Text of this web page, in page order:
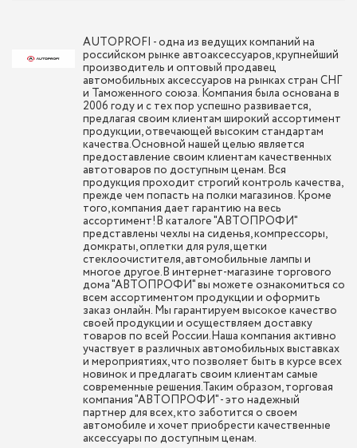
AUTOPROFI - одна из ведущих компаний на
российском рынке автоаксессуаров, крупнейший
производитель и оптовый продавец
автомобильных аксессуаров на рынках стран СНГ
и Таможенного союза. Компания была основана в
2006 году и с тех пор успешно развивается,
предлагая своим клиентам широкий ассортимент
продукции, отвечающей высоким стандартам
качества.Основной нашей целью является
предоставление своим клиентам качественных
автотоваров по доступным ценам. Вся
продукция проходит строгий контроль качества,
прежде чем попасть на полки магазинов. Кроме
того, компания дает гарантию на весь
ассортимент!В каталоге "АВТОПРОФИ"
представлены чехлы на сиденья, компрессоры,
домкраты, оплетки для руля, щетки
стеклоочистителя, автомобильные лампы и
многое другое.В интернет-магазине торгового
дома "АВТОПРОФИ" вы можете ознакомиться со
всем ассортиментом продукции и оформить
заказ онлайн. Мы гарантируем высокое качество
своей продукции и осуществляем доставку
товаров по всей России.Наша компания активно
участвует в различных автомобильных выставках
и мероприятиях, что позволяет быть в курсе всех
новинок и предлагать своим клиентам самые
современные решения.Таким образом, торговая
компания "АВТОПРОФИ" - это надежный
партнер для всех, кто заботится о своем
автомобиле и хочет приобрести качественные
аксессуары по доступным ценам.